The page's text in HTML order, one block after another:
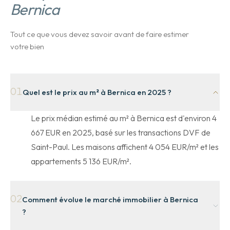
Bernica
Tout ce que vous devez savoir avant de faire estimer
votre bien
01Quel est le prix au m² à Bernica en 2025 ?
Le prix médian estimé au m² à Bernica est d'environ 4
667 EUR en 2025, basé sur les transactions DVF de
Saint-Paul. Les maisons affichent 4 054 EUR/m² et les
appartements 5 136 EUR/m².
02Comment évolue le marché immobilier à Bernica
?